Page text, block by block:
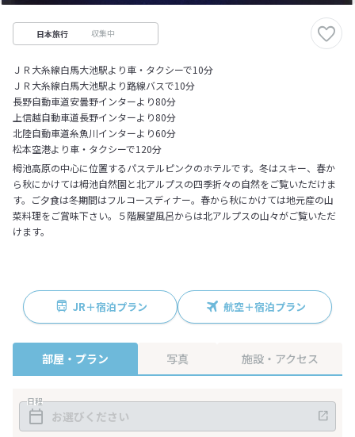
日本旅行 収集中
ＪＲ大糸線白馬大池駅より車・タクシーで10分
ＪＲ大糸線白馬大池駅より路線バスで10分
長野自動車道安曇野インターより80分
上信越自動車道長野インターより80分
北陸自動車道糸魚川インターより60分
松本空港より車・タクシーで120分
栂池高原の中心に位置するパステルピンクのホテルです。冬はスキー、春か
ら秋にかけては栂池自然園と北アルプスの四季折々の自然をご覧いただけま
す。ご夕食は冬期間はフルコースディナー。春から秋にかけては地元産の山
菜料理をご賞味下さい。５階展望風呂からは北アルプスの山々がご覧いただ
けます。
JR＋宿泊プラン 航空＋宿泊プラン
部屋・プラン 写真 施設・アクセス
日程